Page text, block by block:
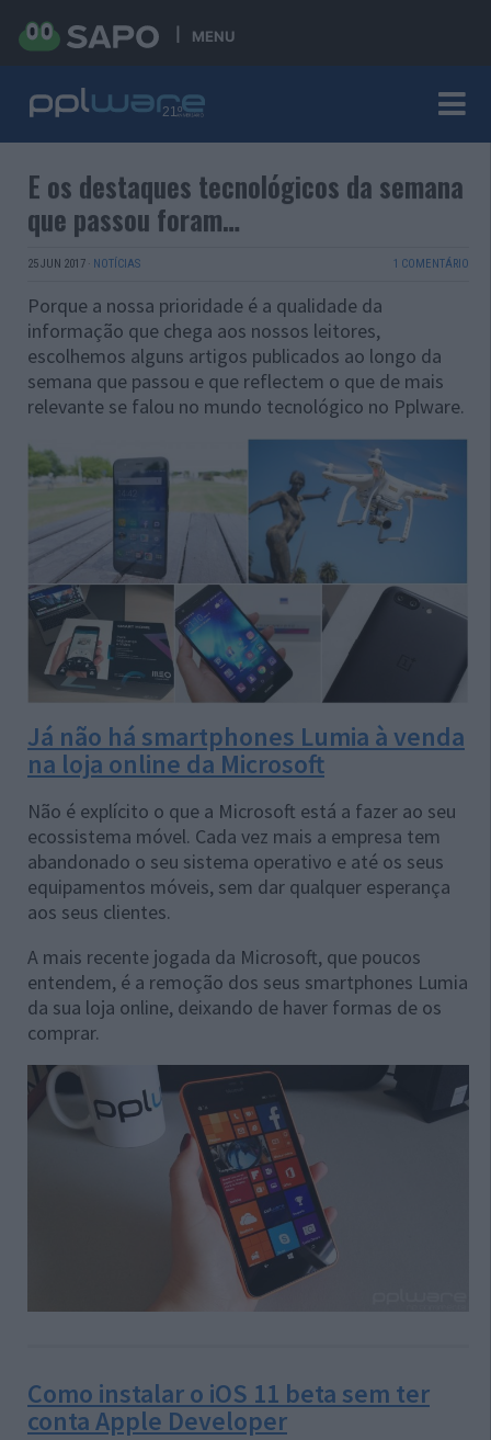
MENU
E os destaques tecnológicos da semana
que passou foram…
25 JUN 2017 · NOTÍCIAS 1 COMENTÁRIO
Porque a nossa prioridade é a qualidade da
informação que chega aos nossos leitores,
escolhemos alguns artigos publicados ao longo da
semana que passou e que reflectem o que de mais
relevante se falou no mundo tecnológico no Pplware.
Já não há smartphones Lumia à venda
na loja online da Microsoft
Não é explícito o que a Microsoft está a fazer ao seu
ecossistema móvel. Cada vez mais a empresa tem
abandonado o seu sistema operativo e até os seus
equipamentos móveis, sem dar qualquer esperança
aos seus clientes.
A mais recente jogada da Microsoft, que poucos
entendem, é a remoção dos seus smartphones Lumia
da sua loja online, deixando de haver formas de os
comprar.
Como instalar o iOS 11 beta sem ter
conta Apple Developer